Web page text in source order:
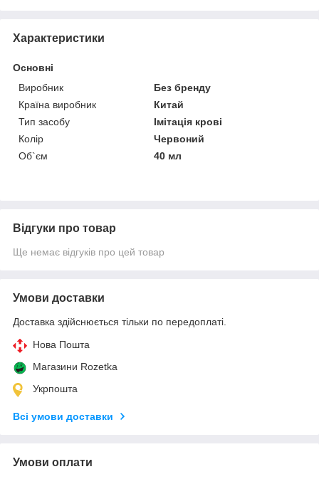
Характеристики
Основні
Виробник
Без бренду
Країна виробник
Китай
Тип засобу
Імітація крові
Колір
Червоний
Об`єм
40 мл
Відгуки про товар
Ще немає відгуків про цей товар
Умови доставки
Доставка здійснюється тільки по передоплаті.
Нова Пошта
Магазини Rozetka
Укрпошта
Всі умови доставки
Умови оплати